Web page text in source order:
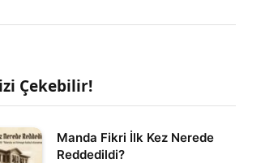
Çekebilir!
Manda Fikri İlk Kez Nerede
Reddedildi?